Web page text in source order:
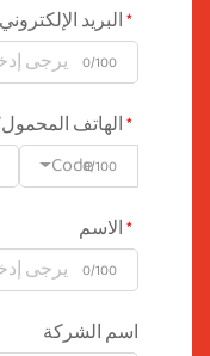
البريد الإلكتروني
0/100
الهاتف
Code0/100
الاسم
0/100
اسم الشركة